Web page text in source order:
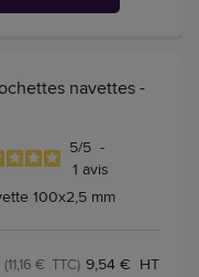
navettes -
5/5 -
1 avis
100x2,5 mm
9,54 € HT
(11,16 € TTC)